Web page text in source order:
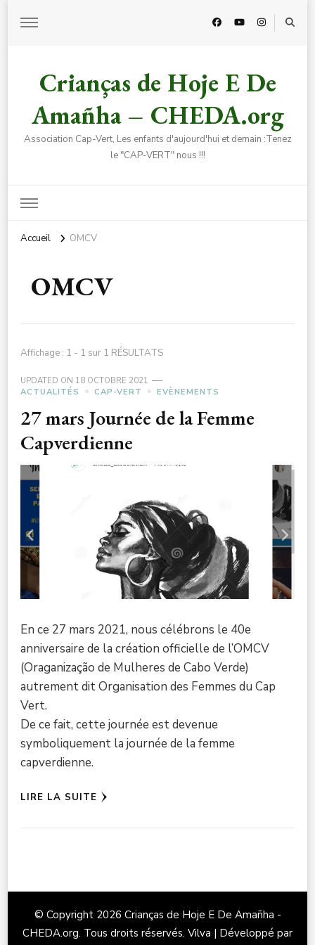
Crianças de Hoje E De
Amañha – CHEDA.org
Association Cap-Vert, Les enfants d'aujourd'hui et demain :Tenez
le "CAP-VERT" nous !!!
Accueil OMCV
OMCV
Affichage : 1 - 1 sur 1 RÉSULTATS
UPDATED ON 18 OCTOBRE 2021
ACTUALITÉS
CAP-VERT EVÈNEMENTS
27 mars Journée de la Femme
Capverdienne
En ce 27 mars 2021, nous célébrons le 40e
anniversaire de la création officielle de l’OMCV
(Oraganização de Mulheres de Cabo Verde)
autrement dit Organisation des Femmes du Cap
Vert.
De ce fait, cette journée est devenue
symboliquement la journée de la femme
capverdienne.
LIRE LA SUITE
© Copyright 2026 Crianças de Hoje E De Amañha -
CHEDA.org. Tous droits réservés. Vilva | Développé par